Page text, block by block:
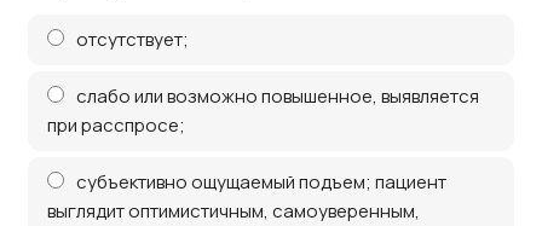
отсутствует;
слабо или возможно повышенное, выявляется
при расспросе;
субъективно ощущаемый подъем; пациент
выглядит оптимистичным, самоуверенным,